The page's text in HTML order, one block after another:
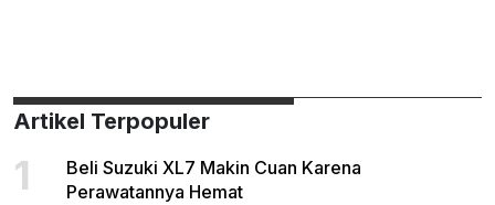
Artikel Terpopuler
1
Beli Suzuki XL7 Makin Cuan Karena
Perawatannya Hemat